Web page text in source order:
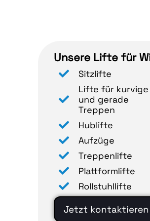
Unsere Lifte für
Sitzlifte
Lifte für kurvige
und gerade
Treppen
Hublifte
Aufzüge
Treppenlifte
Plattformlifte
Rollstuhllifte
Jetzt kontaktieren